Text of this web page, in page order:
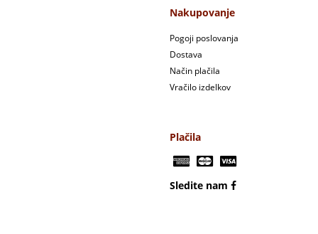
Nakupovanje
Pogoji poslovanja
Dostava
Način plačila
Vračilo izdelkov
Plačila
Sledite nam